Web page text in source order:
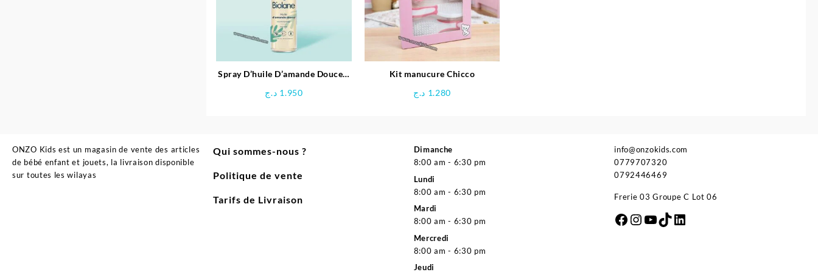
Spray D’huile D’amande Douce –
1.950 د.ج
Kit manucure Chicco
1.280 د.ج
ONZO Kids est un magasin de vente des articles
de bébé enfant et jouets, la livraison disponible
sur toutes les wilayas
Qui sommes-nous ?
Politique de vente
Tarifs de Livraison
Dimanche
8:00 am - 6:30 pm
Lundi
8:00 am - 6:30 pm
Mardi
8:00 am - 6:30 pm
Mercredi
8:00 am - 6:30 pm
Jeudi
info@onzokids.com
0779707320
0792446469
Frerie 03 Groupe C Lot 06
Facebook
Instagram
YouTube
TikTok
LinkedIn